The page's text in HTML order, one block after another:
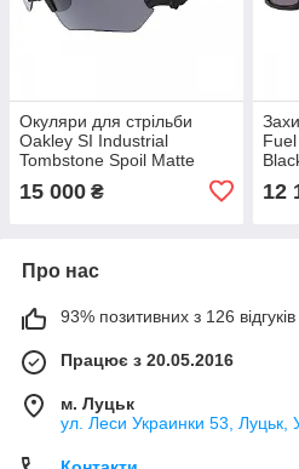
Окуляри для стрільби
Oakley SI Industrial
Tombstone Spoil Matte
Black (frame) - Gray (lens),
оригінал. Доставка з США/
15 000 ₴
з
12
Про нас
93% позитивних з 126 відгуків
Працює з 20.05.2016
м. Луцьк
ул. Леси Украинки 53, Луцьк,